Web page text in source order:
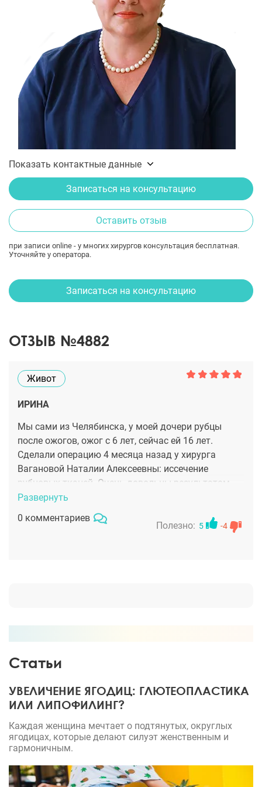
Показать контактные данные
Записаться на консультацию
Оставить отзыв
при записи online - у многих хирургов консультация бесплатная.
Уточняйте у оператора.
Записаться на консультацию
ОТЗЫВ №4882
Живот
ИРИНА
Мы сами из Челябинска, у моей дочери рубцы
после ожогов, ожог с 6 лет, сейчас ей 16 лет.
Сделали операцию 4 месяца назад у хирурга
Вагановой Наталии Алексеевны: иссечение
рубцовых тканей. Очень довольны результатом
операции. У нас ожоги на видном месте: шея,
левая рука, нам важна эстетика и, конечно, чтобы
все сгибательные движения улучшились. В
Операция, перевязка каждый день. Сейчас
Приедем еще раз показаться в 6 месяцев. Спасибо
Развернуть
0 комментариев
Полезно: 5 -4
Статьи
УВЕЛИЧЕНИЕ ЯГОДИЦ: ГЛЮТЕОПЛАСТИКА
ИЛИ ЛИПОФИЛИНГ?
Каждая женщина мечтает о подтянутых, округлых
ягодицах, которые делают силуэт женственным и
гармоничным.